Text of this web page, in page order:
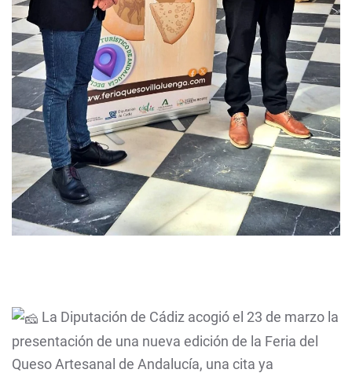
La Diputación de Cádiz acogió el 23 de marzo la
presentación de una nueva edición de la Feria del
Queso Artesanal de Andalucía, una cita ya